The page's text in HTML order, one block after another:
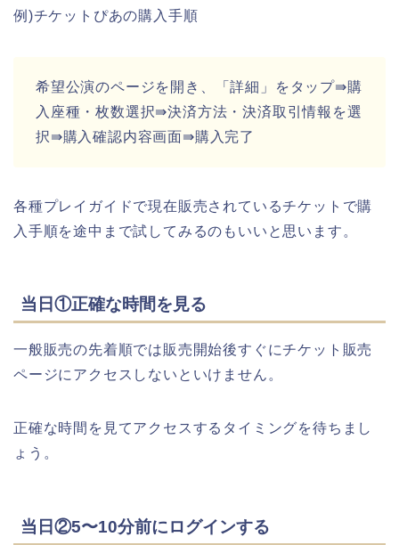
例)チケットぴあの購入手順
希望公演のページを開き、「詳細」をタップ⇛購
入座種・枚数選択⇛決済方法・決済取引情報を選
択⇛購入確認内容画面⇛購入完了
各種プレイガイドで現在販売されているチケットで購
入手順を途中まで試してみるのもいいと思います。
当日①正確な時間を見る
一般販売の先着順では販売開始後すぐにチケット販売
ページにアクセスしないといけません。
正確な時間を見てアクセスするタイミングを待ちまし
ょう。
当日②5〜10分前にログインする